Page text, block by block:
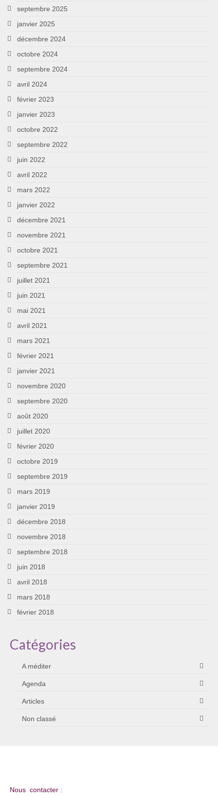
septembre 2025
janvier 2025
décembre 2024
octobre 2024
septembre 2024
avril 2024
février 2023
janvier 2023
octobre 2022
septembre 2022
juin 2022
avril 2022
mars 2022
janvier 2022
décembre 2021
novembre 2021
octobre 2021
septembre 2021
juillet 2021
juin 2021
mai 2021
avril 2021
mars 2021
février 2021
janvier 2021
novembre 2020
septembre 2020
août 2020
juillet 2020
février 2020
octobre 2019
septembre 2019
mars 2019
janvier 2019
décembre 2018
novembre 2018
septembre 2018
juin 2018
avril 2018
mars 2018
février 2018
Catégories
A méditer
Agenda
Articles
Non classé
Nous contacter :